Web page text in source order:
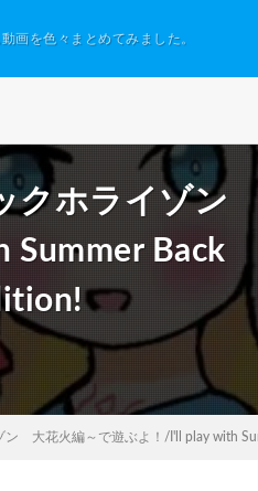
画を色々まとめてみました。
クホライゾン
Summer Back
ン 大花火編～で遊ぶよ！/I'll play with